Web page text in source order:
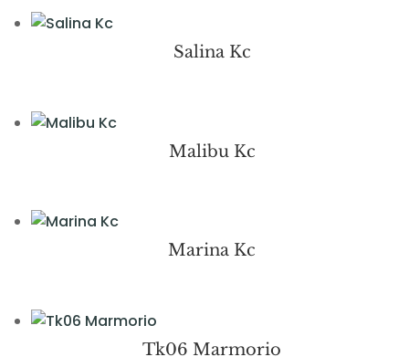
Salina Kc
Malibu Kc
Marina Kc
Tk06 Marmorio